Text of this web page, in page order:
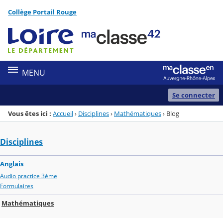
Menu de la rubrique
Contenu
Collège Portail Rouge
MENU
Se connecter
Vous êtes ici : Accueil› Disciplines› Mathématiques› Blog
Disciplines
Anglais
Audio practice 3ème
Formulaires
Mathématiques